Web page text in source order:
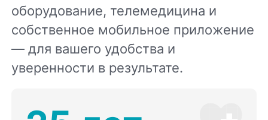
оборудование, телемедицина и
собственное мобильное приложение
— для вашего удобства и
уверенности в результате.